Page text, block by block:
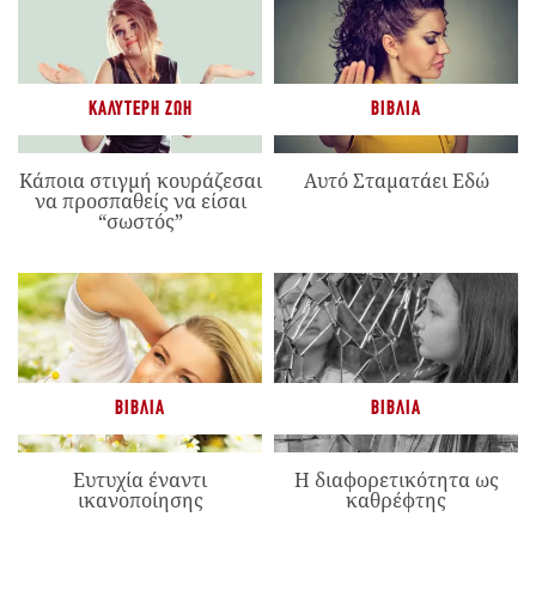
ΚΑΛΎΤΕΡΗ ΖΩΉ
Κάποια στιγμή κουράζεσαι
να προσπαθείς να είσαι
“σωστός”
ΒΙΒΛΊΑ
Αυτό Σταματάει Εδώ
ΒΙΒΛΊΑ
Ευτυχία έναντι
ικανοποίησης
ΒΙΒΛΊΑ
Η διαφορετικότητα ως
καθρέφτης